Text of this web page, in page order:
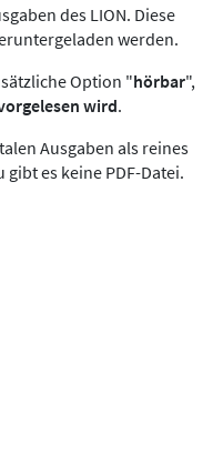
des LION. Diese
werden.
Option "hörbar",
wird.
Ausgaben als reines
es keine PDF-Datei.